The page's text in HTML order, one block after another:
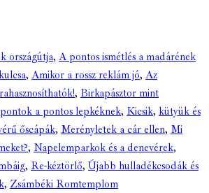
országútja, A pontos ismétlés a madárének
, Amikor a rossz reklám jó, Az
, Birkapásztor mint
a pontos lepkéknek, Kicsik, kütyük és
őscápák, Merényletek a cár ellen, Mi
, Napelemparkok és a denevérek,
, Re-kéztörlő, Újabb hulladékcsodák és
, Zsámbéki Romtemplom